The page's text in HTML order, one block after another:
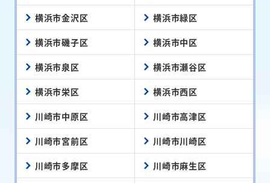
横浜市金沢区 横浜市緑区
横浜市磯子区 横浜市中区
横浜市泉区 横浜市瀬谷区
横浜市栄区 横浜市西区
川崎市中原区 川崎市高津区
川崎市宮前区 川崎市川崎区
川崎市多摩区 川崎市麻生区